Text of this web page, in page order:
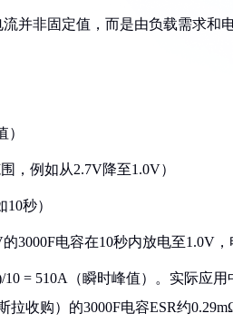
并非固定值，而是由负载需求和
）
，例如从2.7V降至1.0V）
秒）
3000F电容在10秒内放电至1.0V，
10 = 510A（瞬时峰值）。实际应
拉收购）的3000F电容ESR约